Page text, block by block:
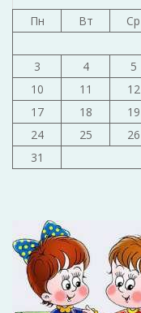
Пн
Вт Ср
3
4 5
10
11 12
17
18 19
24
25 26
31